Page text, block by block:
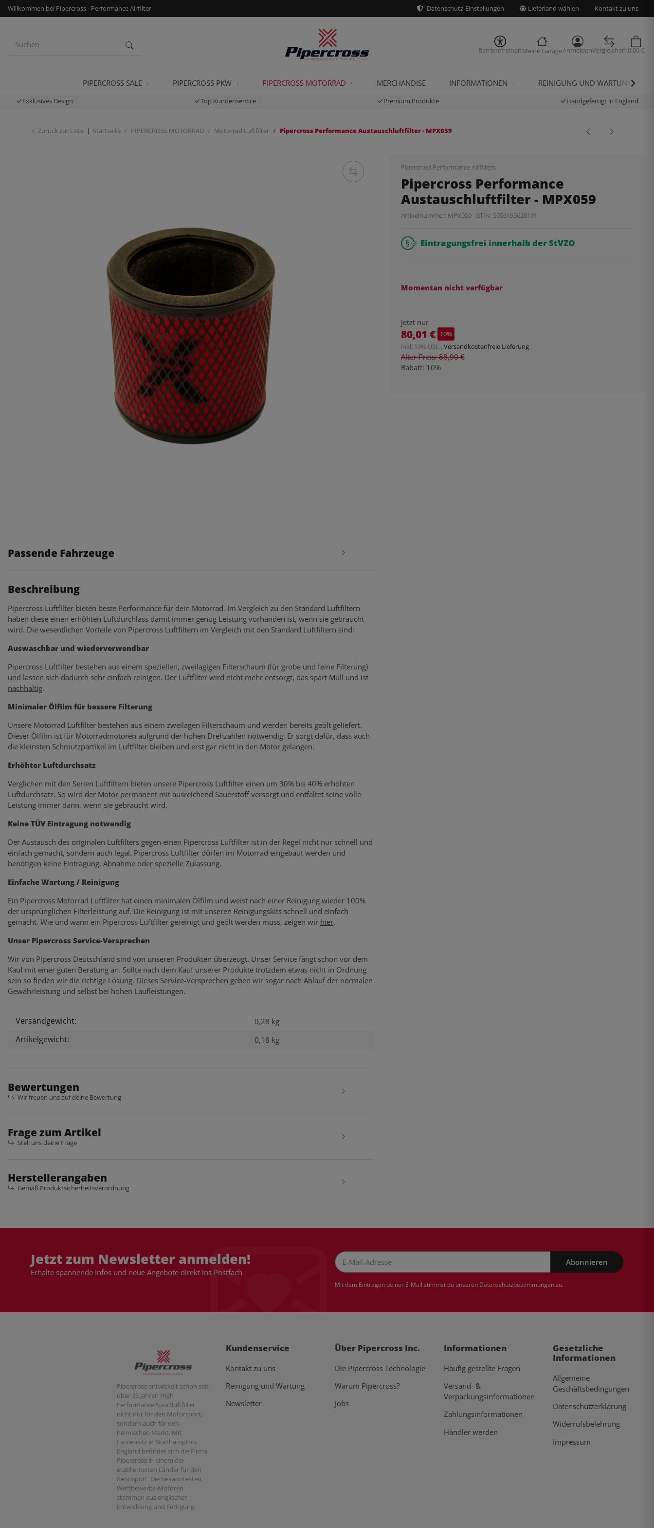
Willkommen bei Pipercross - Performance Airfilter Datenschutz-Einstellungen Lieferland wählen Kontakt zu uns
BarrierefreiheitMeine GarageAnmeldenVergleichen 0,00 €
PIPERCROSS SALE PIPERCROSS PKW PIPERCROSS MOTORRAD MERCHANDISE INFORMATIONEN REINIGUNG UND WARTUNG
Exklusives Design Top Kundenservice Premium Produkte Handgefertigt in England
Zurück zur Liste Startseite PIPERCROSS MOTORRAD Motorrad Luftfilter Pipercross Performance Austauschluftfilter - MPX059
Pipercross Performance Airfilters
Pipercross Performance
Austauschluftfilter - MPX059
Artikelnummer: MPX059 GTIN: 5056195620191
Eintragungsfrei innerhalb der StVZO
Momentan nicht verfügbar
jetzt nur
80,01 € 10%
inkl. 19% USt. , Versandkostenfreie Lieferung
Alter Preis: 88,90 €
Rabatt: 10%
Passende Fahrzeuge
Beschreibung
Pipercross Luftfilter bieten beste Performance für dein Motorrad. Im Vergleich zu den Standard Luftfiltern
haben diese einen erhöhten Luftdurchlass damit immer genug Leistung vorhanden ist, wenn sie gebraucht
wird. Die wesentlichen Vorteile von Pipercross Luftfiltern im Vergleich mit den Standard Luftfiltern sind:
Auswaschbar und wiederverwendbar
Pipercross Luftfilter bestehen aus einem speziellen, zweilagigen Filterschaum (für grobe und feine Filterung)
und lassen sich dadurch sehr einfach reinigen. Der Luftfilter wird nicht mehr entsorgt, das spart Müll und ist
nachhaltig.
Minimaler Ölfilm für bessere Filterung
Unsere Motorrad Luftfilter bestehen aus einem zweilagen Filterschaum und werden bereits geölt geliefert.
Dieser Ölfilm ist für Motorradmotoren aufgrund der hohen Drehzahlen notwendig. Er sorgt dafür, dass auch
die kleinsten Schmutzpartikel im Luftfilter bleiben und erst gar nicht in den Motor gelangen.
Erhöhter Luftdurchsatz
Verglichen mit den Serien Luftfiltern bieten unsere Pipercross Luftfilter einen um 30% bis 40% erhöhten
Luftdurchsatz. So wird der Motor permanent mit ausreichend Sauerstoff versorgt und entfaltet seine volle
Leistung immer dann, wenn sie gebraucht wird.
Keine TÜV Eintragung notwendig
Der Austausch des originalen Luftfilters gegen einen Pipercross Luftfilter ist in der Regel nicht nur schnell und
einfach gemacht, sondern auch legal. Pipercross Luftfilter dürfen im Motorrad eingebaut werden und
benötigen keine Eintragung, Abnahme oder spezielle Zulassung.
Einfache Wartung / Reinigung
Ein Pipercross Motorrad Luftfilter hat einen minimalen Ölfilm und weist nach einer Reinigung wieder 100%
der ursprünglichen Filterleistung auf. Die Reinigung ist mit unseren Reinigungskits schnell und einfach
gemacht. Wie und wann ein Pipercross Luftfilter gereinigt und geölt werden muss, zeigen wir hier.
Unser Pipercross Service-Versprechen
Wir von Pipercross Deutschland sind von unseren Produkten überzeugt. Unser Service fängt schon vor dem
Kauf mit einer guten Beratung an. Sollte nach dem Kauf unserer Produkte trotzdem etwas nicht in Ordnung
sein so finden wir die richtige Lösung. Dieses Service-Versprechen geben wir sogar nach Ablauf der normalen
Gewährleistung und selbst bei hohen Laufleistungen.
Produkteigenschaft
Wert
Versandgewicht: 0,28 kg
Artikelgewicht: 0,18 kg
Bewertungen
Wir freuen uns auf deine Bewertung
Frage zum Artikel
Stell uns deine Frage
Herstellerangaben
Gemäß Produktsicherheitsverordnung
Jetzt zum Newsletter anmelden!
Erhalte spannende Infos und neue Angebote direkt ins Postfach
Abonnieren
Mit dem Eintragen deiner E-Mail stimmst du unseren Datenschutzbestimmungenzu.
Pipercross entwickelt schon seit
über 35 Jahren High
Performance Sportluftfilter
nicht nur für den Motorsport,
sondern auch für den
heimischen Markt. Mit
Firmensitz in Northampton,
England befindet sich die Firma
Pipercross in einem der
etabliertesten Länder für den
Rennsport. Die bekanntesten
Wettbewerbs-Motoren
stammen aus englischer
Entwicklung und Fertigung.
Kundenservice
Kontakt zu uns
Reinigung und Wartung
Newsletter
Über Pipercross Inc.
Die Pipercross Technologie
Warum Pipercross?
Jobs
Informationen
Häufig gestellte Fragen
Versand- &
Verpackungsinformationen
Zahlungsinformationen
Händler werden
Gesetzliche
Informationen
Allgemeine
Geschäftsbedingungen
Datenschutzerklärung
Widerrufsbelehrung
Impressum